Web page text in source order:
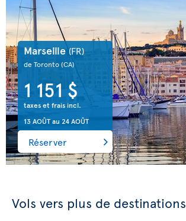
Marseille(FR)
de Toronto(CA)
1 151 $
taxes et frais incl.
13 AOÛTau 24 AOÛT
Réserver
Vols vers plus de destinations